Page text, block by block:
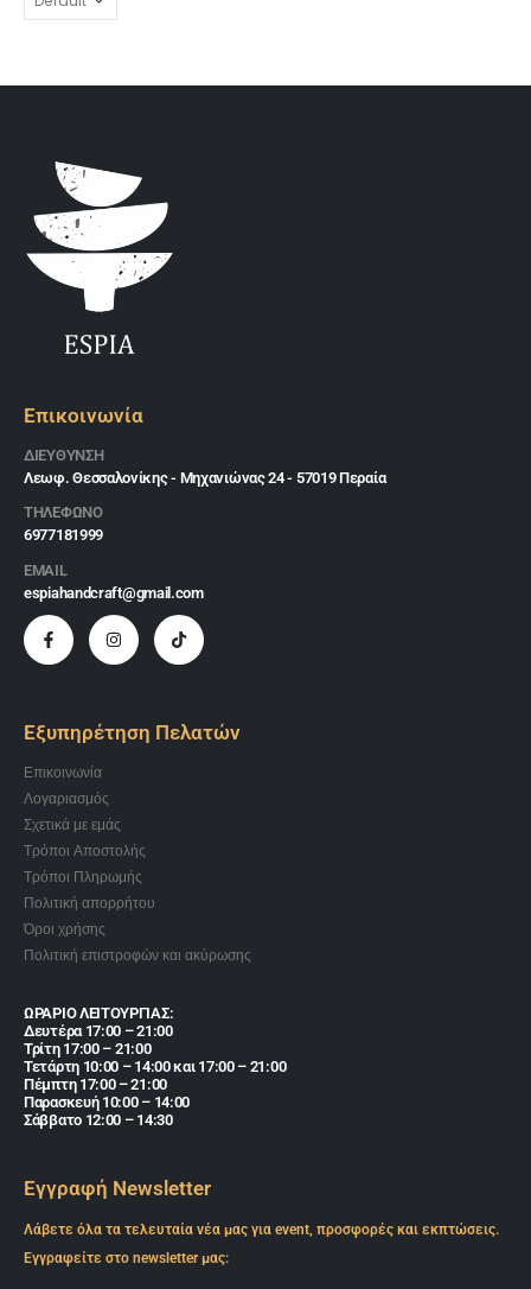
Επικοινωνία
ΔΙΕΎΘΥΝΣΗ
Λεωφ. Θεσσαλονίκης - Μηχανιώνας 24 - 57019 Περαία
ΤΗΛΕΦΩΝΟ
6977181999
EMAIL
espiahandcraft@gmail.com
Εξυπηρέτηση Πελατών
Επικοινωνία
Λογαριασμός
Σχετικά με εμάς
Τρόποι Αποστολής
Τρόποι Πληρωμής
Πολιτική απορρήτου
Όροι χρήσης
Πολιτική επιστροφών και ακύρωσης
ΩΡΑΡΙΟ ΛΕΙΤΟΥΡΓΙΑΣ:
Δευτέρα 17:00 – 21:00
Τρίτη 17:00 – 21:00
Τετάρτη 10:00 – 14:00 και 17:00 – 21:00
Πέμπτη 17:00 – 21:00
Παρασκευή 10:00 – 14:00
Σάββατο 12:00 – 14:30
Εγγραφή Newsletter
Λάβετε όλα τα τελευταία νέα μας για event, προσφορές και εκπτώσεις.
Εγγραφείτε στο newsletter μας: